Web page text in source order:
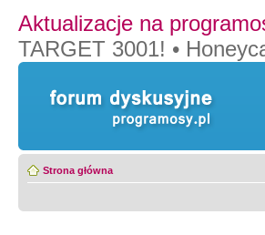
Aktualizacje na
TARGET 3001! •
Strona główna